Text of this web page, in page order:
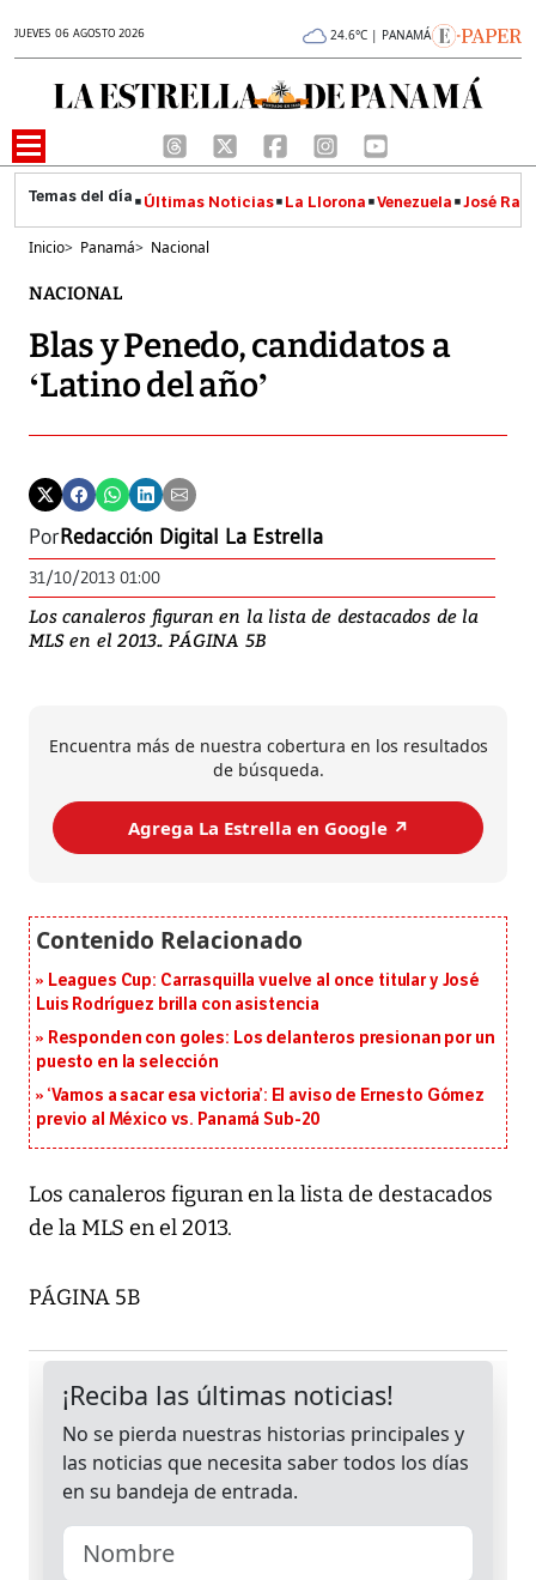
JUEVES 06 AGOSTO 2026 24.6°C | PANAMÁ
Últimas Noticias La Llorona Venezuela José
Inicio> Panamá> Nacional
NACIONAL
Blas y Penedo, candidatos a
‘Latino del año’
PorRedacción Digital La Estrella
31/10/2013 01:00
Los canaleros figuran en la lista de destacados de la
MLS en el 2013.. PÁGINA 5B
Encuentra más de nuestra cobertura en los resultados
de búsqueda.
Agrega La Estrella en Google ↗️
Leagues Cup: Carrasquilla vuelve al once titular y José
Luis Rodríguez brilla con asistencia
Responden con goles: Los delanteros presionan por un
puesto en la selección
‘Vamos a sacar esa victoria’: El aviso de Ernesto Gómez
previo al México vs. Panamá Sub-20
Los canaleros figuran en la lista de destacados
de la MLS en el 2013.
PÁGINA 5B